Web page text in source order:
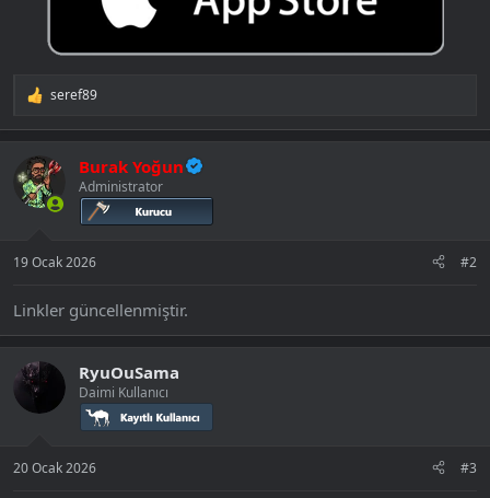
T
p
k
i
l
e
seref89
Burak Yoğun
Administrator
19 Ocak 2026 #2
Linkler güncellenmiştir.
RyuOuSama
Daimi Kullanıcı
20 Ocak 2026 #3